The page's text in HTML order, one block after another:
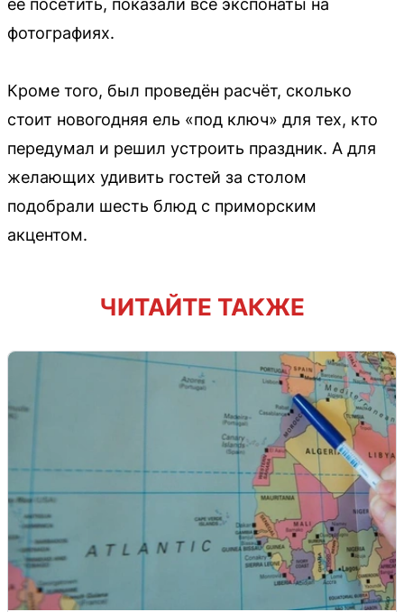
фотографиях.
Кроме того, был проведён расчёт, сколько
стоит новогодняя ель «под ключ» для тех, кто
передумал и решил устроить праздник. А для
желающих удивить гостей за столом
подобрали шесть блюд с приморским
акцентом.
ЧИТАЙТЕ ТАКЖЕ